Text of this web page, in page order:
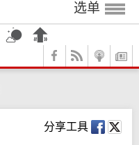
选单
分享工具